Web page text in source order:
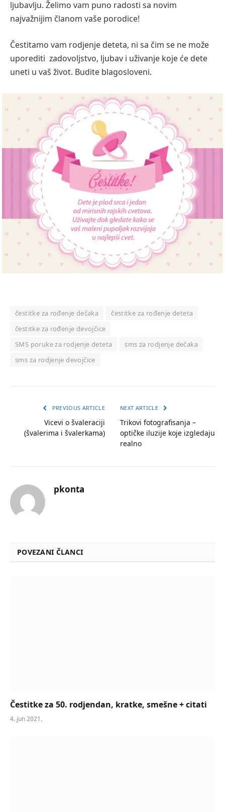
ljubavlju. Želimo vam puno radosti sa novim
najvažnijim članom vaše porodice!
Čestitamo vam rodjenje deteta, ni sa čim se ne može
uporediti zadovoljstvo, ljubav i uživanje koje će dete
uneti u vaš život. Budite blagosloveni.
čestitke za rođenje dečaka
čestitke za rođenje deteta
čestitke za rođenje devojčice
SMS poruke za rodjenje deteta
sms za rodjenje dečaka
sms za rodjenje devojčice
PREVIOUS ARTICLE
Vicevi o švaleraciji
(švalerima i švalerkama)
NEXT ARTICLE
Trikovi fotografisanja –
optičke iluzije koje izgledaju
realno
pkonta
POVEZANI ČLANCI
Čestitke za 50. rodjendan, kratke, smešne + citati
4. jun 2021.